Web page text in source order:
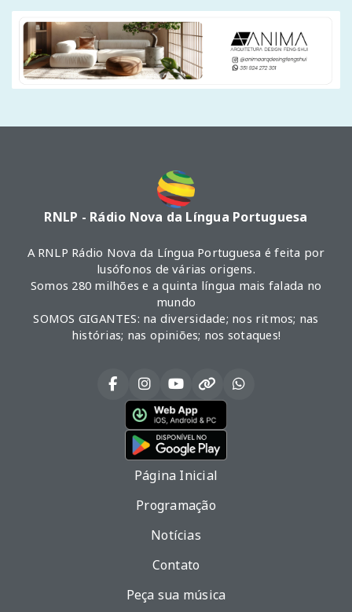
RNLP - Rádio Nova da Língua Portuguesa
A RNLP Rádio Nova da Língua Portuguesa é feita por
lusófonos de várias origens.
Somos 280 milhões e a quinta língua mais falada no
mundo
SOMOS GIGANTES: na diversidade; nos ritmos; nas
histórias; nas opiniões; nos sotaques!
Página Inicial
Programação
Notícias
Contato
Peça sua música